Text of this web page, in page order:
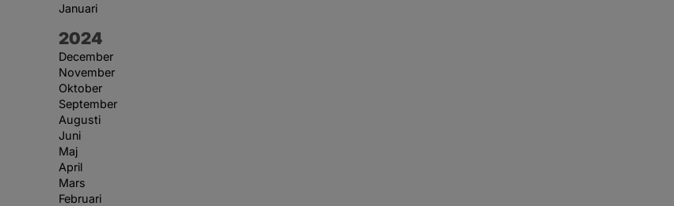
Januari
År:
2024
December
November
Oktober
September
Augusti
Juni
Maj
April
Mars
Februari